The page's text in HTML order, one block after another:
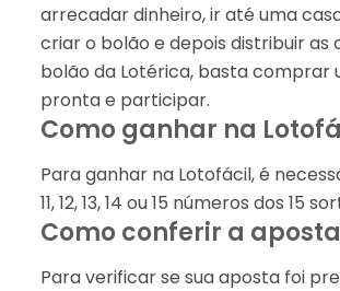
arrecadar dinheiro, ir até uma
criar o bolão e depois distribuir as
bolão da Lotérica, basta comprar
pronta e participar.
Como ganhar na
Para ganhar na Lotofácil, é
11, 12, 13, 14 ou 15 números dos 15
Como conferir a
Para verificar se sua aposta foi